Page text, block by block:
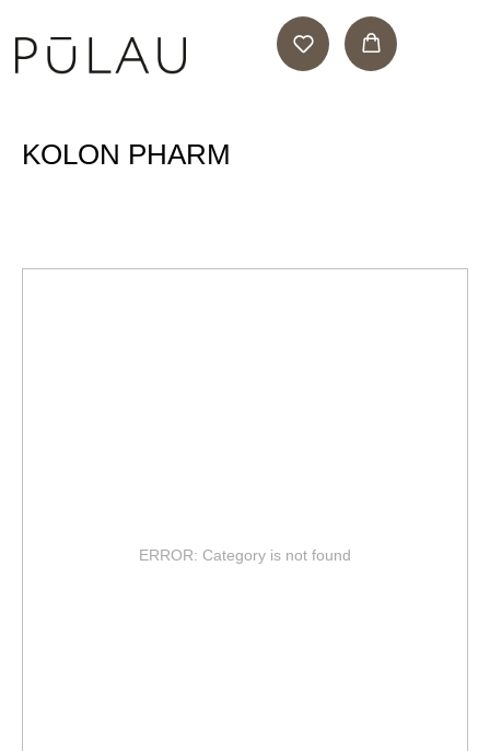
KOLON PHARM
ERROR: Category is not found